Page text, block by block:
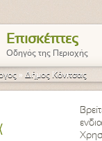
Επισκέπτες
Οδηγός της Περιοχής
» Δήμος Κόνιτσας